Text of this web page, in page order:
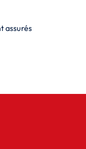
assurés